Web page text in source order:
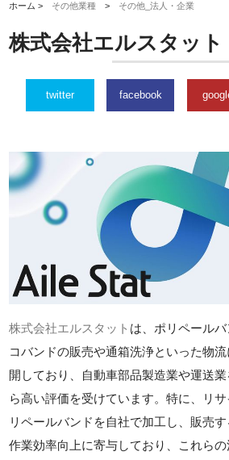
ホーム > その他業種 > その他_法人・企業
株式会社エルスタット
twitter facebook
株式会社エルスタット は、ポリペール
コバンドの販売や通箱洗浄といった物
開しており、自動車部品製造業や運送
ら高い評価を受けています。特に、リ
リペールバンドを自社で加工し、販売
作業効率向上に寄与しており、これら